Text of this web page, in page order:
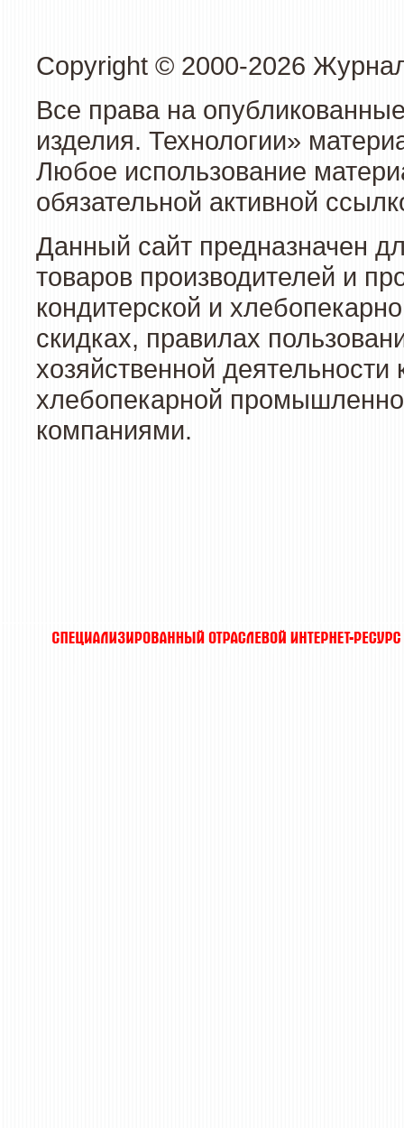
Copyright © 2000-2026
Все права на
изделия. Технологии»
Любое использование
обязательной активной
Данный сайт предназначен
товаров производителей и
кондитерской и
скидках, правилах
хозяйственной
хлебопекарной
компаниями.